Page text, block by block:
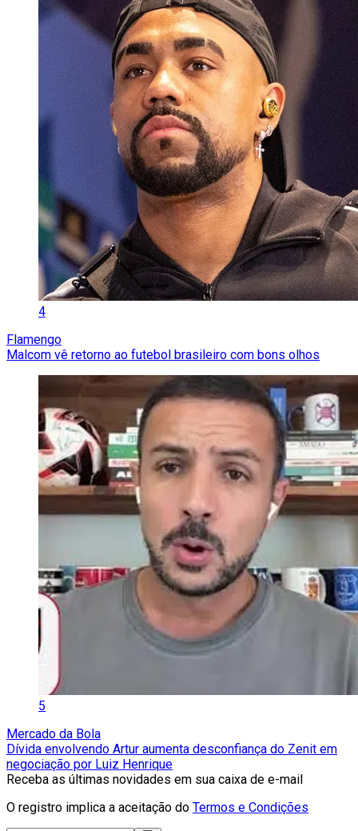
4
Flamengo
Malcom vê retorno ao futebol brasileiro com bons olhos
5
Mercado da Bola
Dívida envolvendo Artur aumenta desconfiança do Zenit em
negociação por Luiz Henrique
Receba as últimas novidades em sua caixa de e-mail
O registro implica a aceitação do Termos e Condições